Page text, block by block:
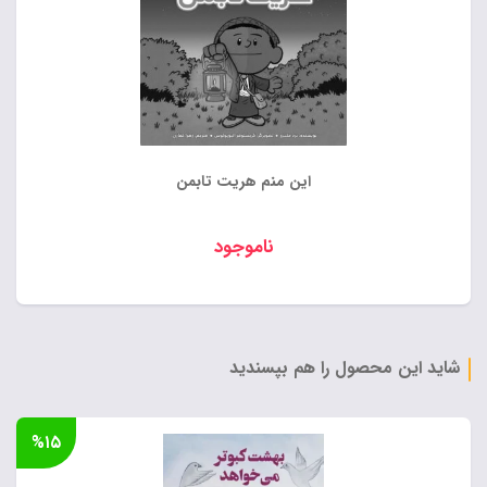
این منم هریت تابمن
ناموجود
شاید این محصول را هم بپسندید
%۱۵